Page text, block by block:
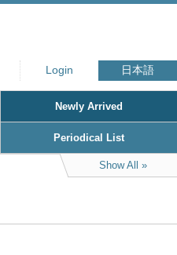
Login 日本語
Newly Arrived
Periodical List
Show All